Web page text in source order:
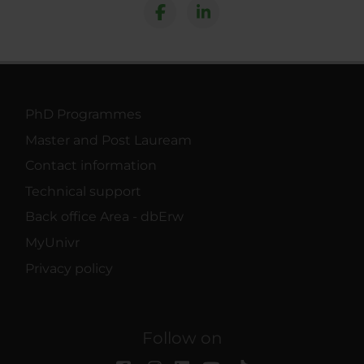
PhD Programmes
Master and Post Lauream
Contact information
Technical support
Back office Area - dbErw
MyUnivr
Privacy policy
Follow on